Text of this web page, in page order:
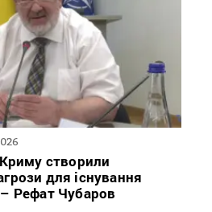
Криму створили
для існування
Рефат Чубаров